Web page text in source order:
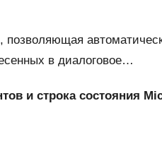
позволяющая
в диалоговое…
и строка состояния